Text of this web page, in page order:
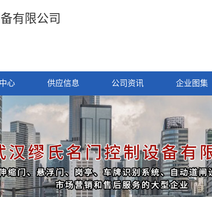
有限公司
心 供应信息 公司资讯 企业图集